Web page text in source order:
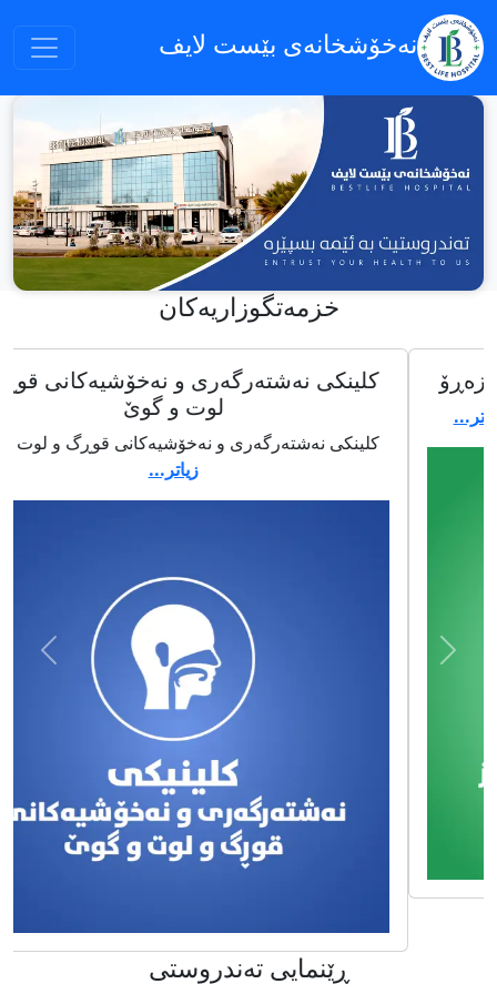
نەخۆشخانەى بێست لایف
خزمەتگوزاریەکان
کلینکى نەشتەرگەرى و نەخۆشیەکانى قوڕگ و
لوت و گوێ
کلینکى نەشتەرگەرى و نەخۆشیەکانى قوڕگ و لوت و گوێ
ڕێنمایى تەندروستى